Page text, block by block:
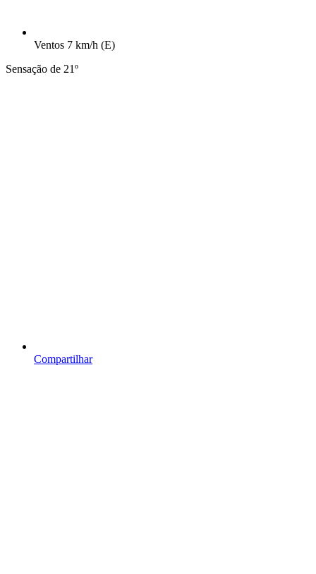
Ventos 7 km/h (E)
Sensação de 21º
Compartilhar